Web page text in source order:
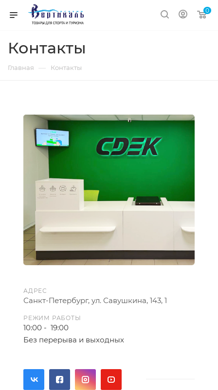
0
Контакты
Главная — Контакты
АДРЕС
Санкт-Петербург, ул. Савушкина, 143, 1
РЕЖИМ РАБОТЫ
10:00 - 19:00
Без перерыва и выходных